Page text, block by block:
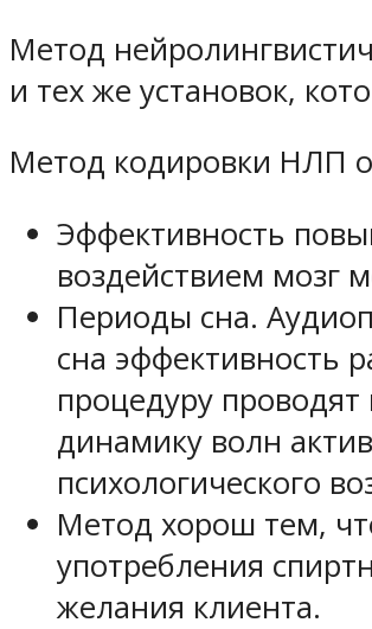
Метод
и тех же установок,
Метод кодировки НЛП
Эффективность
воздействием мозг
Периоды сна.
сна эффективность
процедуру
динамику волн
психологического
Метод хорош тем,
употребления
желания клиента.